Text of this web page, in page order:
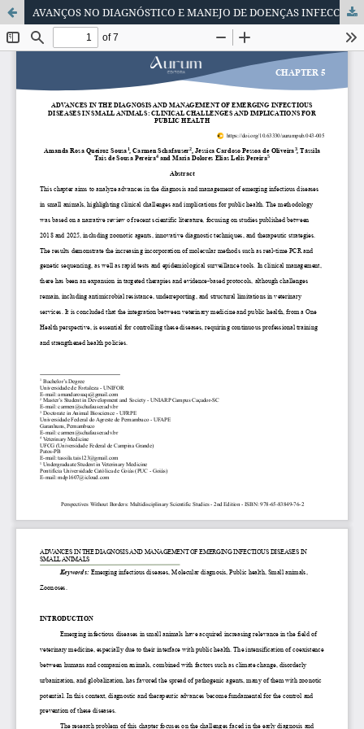
AVANÇOS NO DIAGNÓSTICO E MANEJO DE DOENÇAS INFECCIOSAS EMERGENTES EM PEQUENOS ANIMAIS: DESAFIOS CLÍNICOS E IMPLICAÇÕES PARA A SAÚDE PÚBLICA